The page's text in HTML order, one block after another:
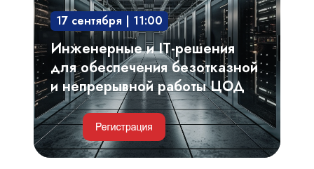
обеспечения
безотказной
и
непрерывной
работы
ЦОД
17 сентября | 11:00
Инженерные и IT-решения
для обеспечения безотказной
и непрерывной работы ЦОД